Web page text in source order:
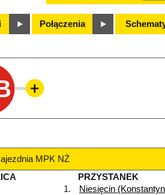
Połączenia
MPK NŻ
PRZYSTANEK
1.
Niesięcin